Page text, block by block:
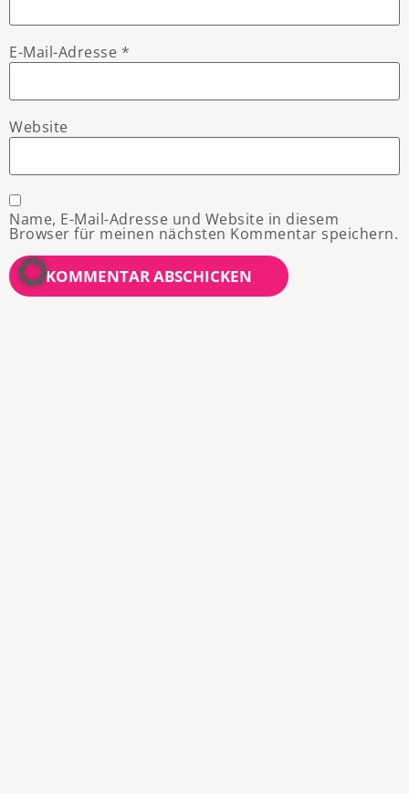
E-Mail-Adresse *
Website
Name, E-Mail-Adresse und Website in diesem
Browser für meinen nächsten Kommentar speichern.